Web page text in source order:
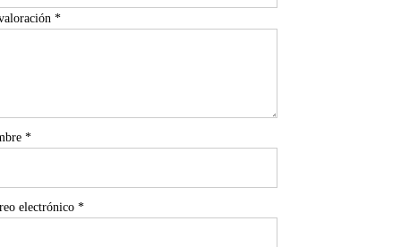
*
*
electrónico *